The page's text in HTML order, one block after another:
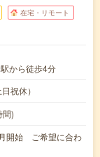
在宅・リモート
から徒歩4分
祝休）
)
開始 ご希望に合わ